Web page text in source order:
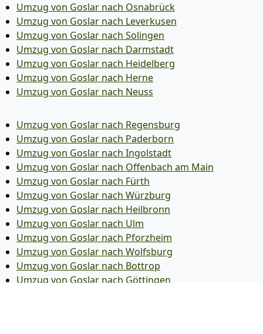
Umzug von Goslar nach Osnabrück
Umzug von Goslar nach Leverkusen
Umzug von Goslar nach Solingen
Umzug von Goslar nach Darmstadt
Umzug von Goslar nach Heidelberg
Umzug von Goslar nach Herne
Umzug von Goslar nach Neuss
Umzug von Goslar nach Regensburg
Umzug von Goslar nach Paderborn
Umzug von Goslar nach Ingolstadt
Umzug von Goslar nach Offenbach am Main
Umzug von Goslar nach Fürth
Umzug von Goslar nach Würzburg
Umzug von Goslar nach Heilbronn
Umzug von Goslar nach Ulm
Umzug von Goslar nach Pforzheim
Umzug von Goslar nach Wolfsburg
Umzug von Goslar nach Bottrop
Umzug von Goslar nach Göttingen